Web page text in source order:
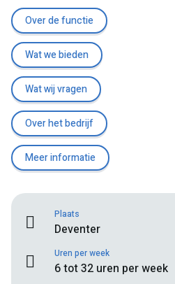
Over de functie
Wat we bieden
Wat wij vragen
Over het bedrijf
Meer informatie
Plaats
Deventer
Uren per week
6 tot 32 uren per week